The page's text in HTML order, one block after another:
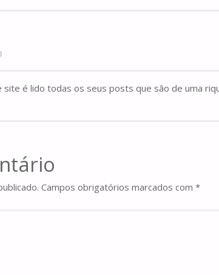
é lido todas os seus posts que são de uma
Campos obrigatórios marcados com *